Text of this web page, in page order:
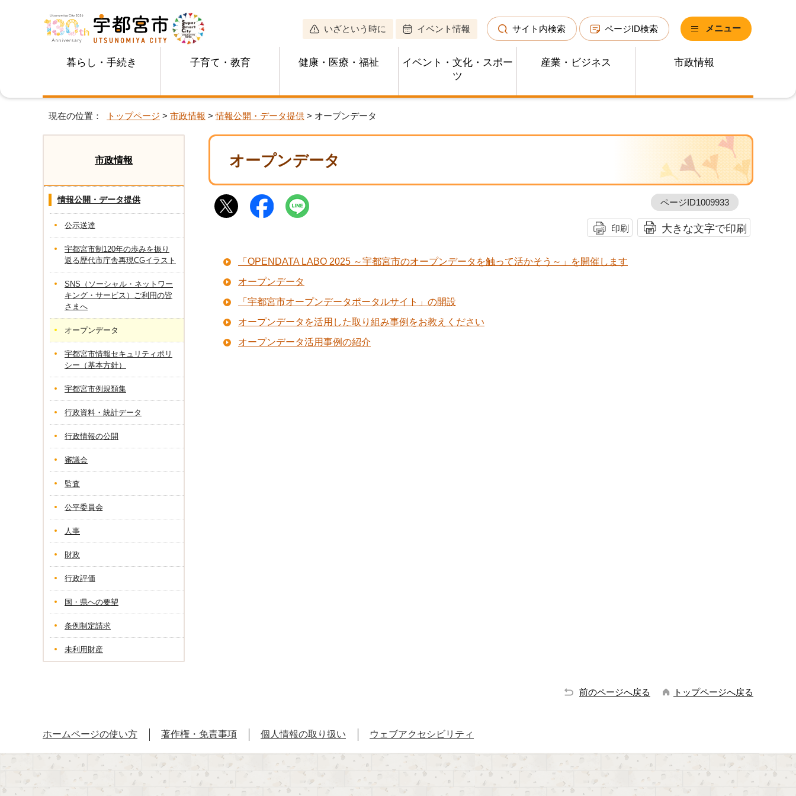
いざという時に イベント情報 サイト内検索 ページID検索 メニュー
暮らし・手続き 子育て・教育 健康・医療・福祉
イベント・文化・スポー
ツ
産業・ビジネス 市政情報
現在の位置： トップページ > 市政情報 >情報公開・データ提供 > オープンデータ
オープンデータ
ページID1009933
印刷 大きな文字で印刷
「OPENDATA LABO 2025 ～宇都宮市のオープンデータを触って活かそう～」を開催します
オープンデータ
「宇都宮市オープンデータポータルサイト」の開設
オープンデータを活用した取り組み事例をお教えください
オープンデータ活用事例の紹介
市政情報
情報公開・データ提供
公示送達
宇都宮市制120年の歩みを振り
返る歴代市庁舎再現CGイラスト
SNS（ソーシャル・ネットワー
キング・サービス）ご利用の皆
さまへ
オープンデータ
宇都宮市情報セキュリティポリ
シー（基本方針）
宇都宮市例規類集
行政資料・統計データ
行政情報の公開
審議会
監査
公平委員会
人事
財政
行政評価
国・県への要望
条例制定請求
未利用財産
前のページへ戻る トップページへ戻る
ホームページの使い方 著作権・免責事項 個人情報の取り扱い ウェブアクセシビリティ